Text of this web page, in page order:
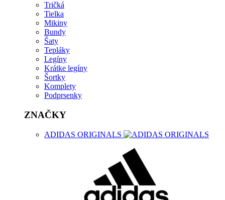
Tričká
Tielka
Mikiny
Bundy
Šaty
Tepláky
Legíny
Krátke legíny
Šortky
Komplety
Podprsenky
ZNAČKY
ADIDAS ORIGINALS